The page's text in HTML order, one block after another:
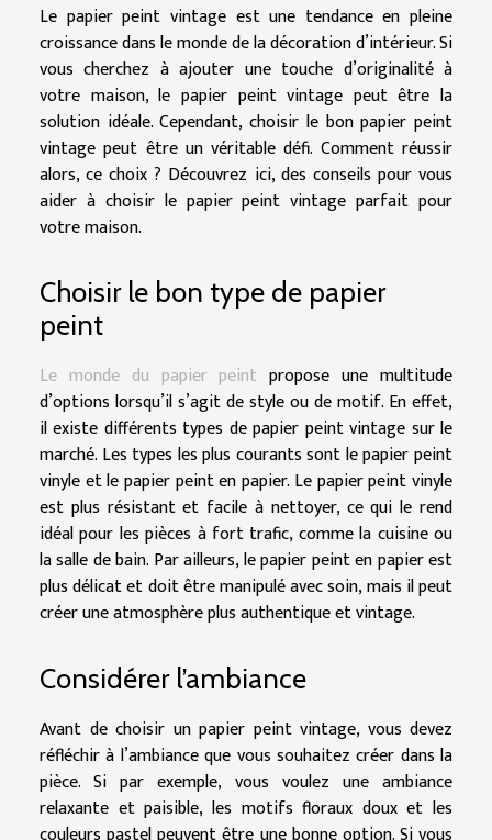
Le papier peint vintage est une tendance en pleine
croissance dans le monde de la décoration d’intérieur. Si
vous cherchez à ajouter une touche d’originalité à
votre maison, le papier peint vintage peut être la
solution idéale. Cependant, choisir le bon papier peint
vintage peut être un véritable défi. Comment réussir
alors, ce choix ? Découvrez ici, des conseils pour vous
aider à choisir le papier peint vintage parfait pour
votre maison.
Choisir le bon type de papier
peint
Le monde du papier peint propose une multitude
d’options lorsqu’il s’agit de style ou de motif. En effet,
il existe différents types de papier peint vintage sur le
marché. Les types les plus courants sont le papier peint
vinyle et le papier peint en papier. Le papier peint vinyle
est plus résistant et facile à nettoyer, ce qui le rend
idéal pour les pièces à fort trafic, comme la cuisine ou
la salle de bain. Par ailleurs, le papier peint en papier est
plus délicat et doit être manipulé avec soin, mais il peut
créer une atmosphère plus authentique et vintage.
Considérer l’ambiance
Avant de choisir un papier peint vintage, vous devez
réfléchir à l’ambiance que vous souhaitez créer dans la
pièce. Si par exemple, vous voulez une ambiance
relaxante et paisible, les motifs floraux doux et les